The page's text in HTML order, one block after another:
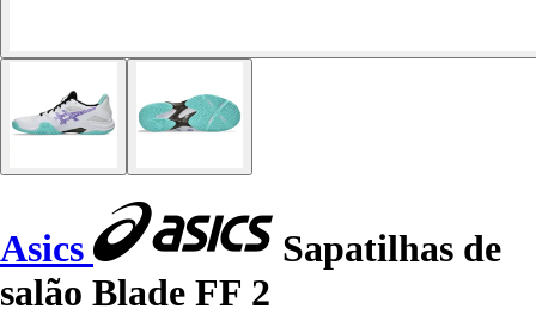
Asics
Sapatilhas de
salão Blade FF 2